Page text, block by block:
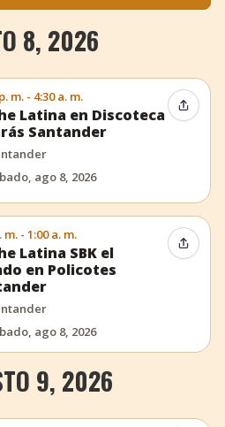
8, 2026
m. - 4:30 a. m.
Latina en Discoteca
Santander
ago 8, 2026
m. - 1:00 a. m.
Latina SBK el
en Policotes
ago 8, 2026
9, 2026